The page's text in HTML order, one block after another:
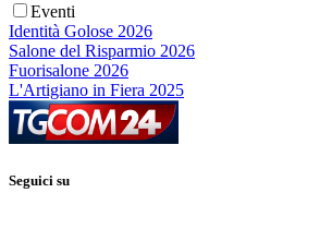
Eventi
Identità Golose 2026
Salone del Risparmio 2026
Fuorisalone 2026
L'Artigiano in Fiera 2025
Seguici su